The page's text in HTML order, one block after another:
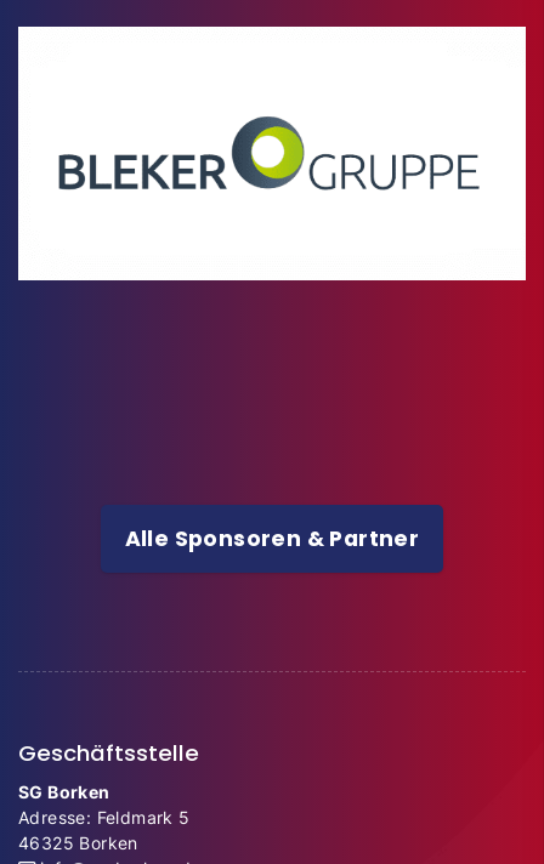
Alle Sponsoren & Partner
Geschäftsstelle
SG Borken
Adresse: Feldmark 5
46325 Borken